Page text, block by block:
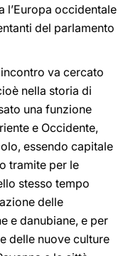
l’Europa occidentale
del parlamento
va cercato
nella storia di
una funzione
e Occidente,
essendo capitale
tramite per le
stesso tempo
delle
e danubiane, e per
delle nuove culture